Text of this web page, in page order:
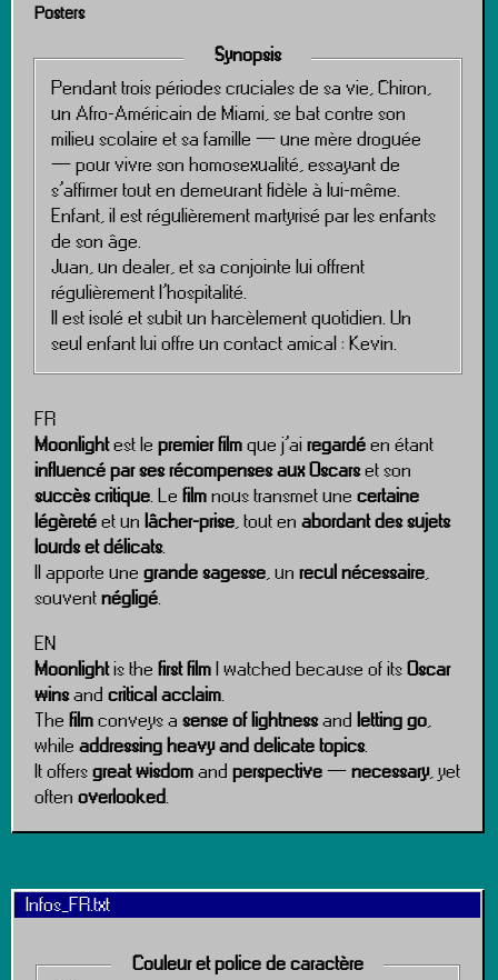
Posters
Synopsis
Pendant trois périodes cruciales de sa vie, Chiron,
un Afro-Américain de Miami, se bat contre son
milieu scolaire et sa famille — une mère droguée
— pour vivre son homosexualité, essayant de
s’affirmer tout en demeurant fidèle à lui-même.
Enfant, il est régulièrement martyrisé par les enfants
de son âge.
Juan, un dealer, et sa conjointe lui offrent
régulièrement l’hospitalité.
Il est isolé et subit un harcèlement quotidien. Un
seul enfant lui offre un contact amical : Kevin.
FR
Moonlightest le premier filmque j’airegardéen étant
influencé par ses récompenses aux Oscarset son
succès critique. Le filmnous transmet une certaine
légèretéet un lâcher-prise, tout en abordant des sujets
lourds et délicats.
Il apporte une grande sagesse, un recul nécessaire,
souventnégligé.
EN
Moonlightis the first filmI watched because of itsOscar
winsand critical acclaim.
The filmconveys a sense of lightnessand letting go,
while addressing heavy and delicate topics.
It offersgreat wisdomand perspective—necessary, yet
often overlooked.
Infos_FR.txt
Couleur et police de caractère